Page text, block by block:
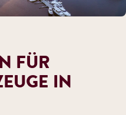
FÜR
IN